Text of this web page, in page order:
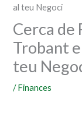
al teu Negoci
Cerca de
Trobant
teu
/Finances